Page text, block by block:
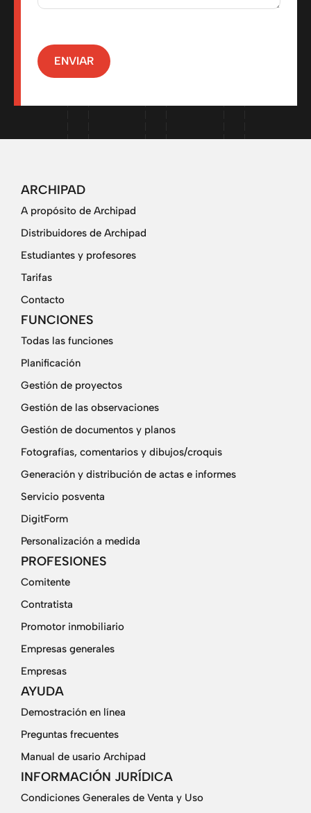
ENVIAR
ARCHIPAD
A propósito de Archipad
Distribuidores de Archipad
Estudiantes y profesores
Tarifas
Contacto
FUNCIONES
Todas las funciones
Planificación
Gestión de proyectos
Gestión de las observaciones
Gestión de documentos y planos
Fotografías, comentarios y dibujos/croquis
Generación y distribución de actas e informes
Servicio posventa
DigitForm
Personalización a medida
PROFESIONES
Comitente
Contratista
Promotor inmobiliario
Empresas generales
Empresas
AYUDA
Demostración en línea
Preguntas frecuentes
Manual de usario Archipad
INFORMACIÓN JURÍDICA
Condiciones Generales de Venta y Uso